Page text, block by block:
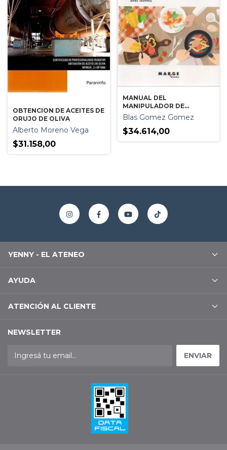
OBTENCION DE ACEITES DE
ORUJO DE OLIVA
Alberto Moreno Vega
$31.158,00
MANUAL DEL
MANIPULADOR DE
ALIMENTOS
Blas Gomez Gomez
$34.614,00
YENNY - EL ATENEO
AYUDA
ATENCIÓN AL CLIENTE
NEWSLETTER